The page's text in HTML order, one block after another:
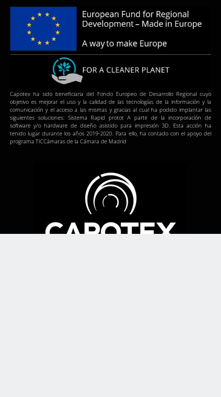
Capotex ha sido beneficiaria del Fondo Europeo de Desarrollo Regional cuyo
objetivo es mejorar el uso y la calidad de las tecnologías de la información y la
comunicación y el acceso a las mismas y gracias al cual ha podido implantar las
siguientes soluciones: Sistema Rapid protot A partir de la incorporación de
software y/o hardware de diseño asistido para impresión 3D. Esta acción ha
tenido lugar durante los años 2019-2020. Para ello, ha contado con el apoyo del
programa TICCámaras de la Cámara de Madrid